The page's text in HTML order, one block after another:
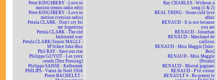
Peter KINGSBERY - Love in
motion (remix radio edit)
Peter KINGSBERY - Love in
motion (version radio)
Petula CLARK - Don't cry for
me Argentina
Petula CLARK - The old
fashioned way
Petula CLARK/Junior MAGLI -
SP biface Juke-Box
Phil RAY - Save our star
Philippe GUYOT - Les yeux
cernés [Test Pressing]
Philippe SAISSE - Kelbomek
PHILIPS - Vœux de Noël 1958
Pierre BACHELET -
Ray CHARLES - Without a
song (1 & 2)
REAL THING - Stone cold love
affair
RENAUD - It is not because
you are
RENAUD - Jonathan
RENAUD - Marchand de
cailloux
RENAUD - Miss Maggie [Juke-
Box]
RENAUD - Miss Maggie
[Promo]
RENAUD - Mistral gagnant
RENAUD - P'tit voleur
RENAULT 4 - Re-prenez le